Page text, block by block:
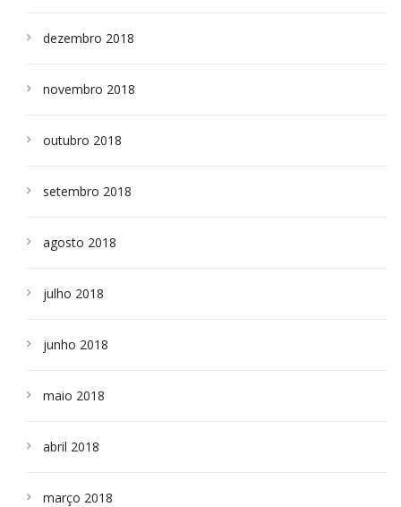
dezembro 2018
novembro 2018
outubro 2018
setembro 2018
agosto 2018
julho 2018
junho 2018
maio 2018
abril 2018
março 2018